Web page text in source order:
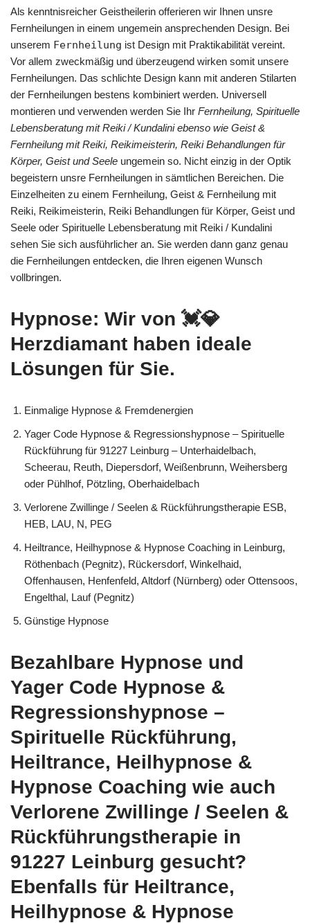
Als kenntnisreicher Geistheilerin offerieren wir Ihnen unsre
Fernheilungen in einem ungemein ansprechenden Design. Bei
unserem Fernheilung ist Design mit Praktikabilität vereint.
Vor allem zweckmäßig und überzeugend wirken somit unsere
Fernheilungen. Das schlichte Design kann mit anderen Stilarten
der Fernheilungen bestens kombiniert werden. Universell
montieren und verwenden werden Sie Ihr Fernheilung, Spirituelle
Lebensberatung mit Reiki / Kundalini ebenso wie Geist &
Fernheilung mit Reiki, Reikimeisterin, Reiki Behandlungen für
Körper, Geist und Seele ungemein so. Nicht einzig in der Optik
begeistern unsre Fernheilungen in sämtlichen Bereichen. Die
Einzelheiten zu einem Fernheilung, Geist & Fernheilung mit
Reiki, Reikimeisterin, Reiki Behandlungen für Körper, Geist und
Seele oder Spirituelle Lebensberatung mit Reiki / Kundalini
sehen Sie sich ausführlicher an. Sie werden dann ganz genau
die Fernheilungen entdecken, die Ihren eigenen Wunsch
vollbringen.
Hypnose: Wir von 💓️💎
Herzdiamant haben ideale
Lösungen für Sie.
Einmalige Hypnose & Fremdenergien
Yager Code Hypnose & Regressionshypnose – Spirituelle
Rückführung für 91227 Leinburg – Unterhaidelbach,
Scheerau, Reuth, Diepersdorf, Weißenbrunn, Weihersberg
oder Pühlhof, Pötzling, Oberhaidelbach
Verlorene Zwillinge / Seelen & Rückführungstherapie ESB,
HEB, LAU, N, PEG
Heiltrance, Heilhypnose & Hypnose Coaching in Leinburg,
Röthenbach (Pegnitz), Rückersdorf, Winkelhaid,
Offenhausen, Henfenfeld, Altdorf (Nürnberg) oder Ottensoos,
Engelthal, Lauf (Pegnitz)
Günstige Hypnose
Bezahlbare Hypnose und
Yager Code Hypnose &
Regressionshypnose –
Spirituelle Rückführung,
Heiltrance, Heilhypnose &
Hypnose Coaching wie auch
Verlorene Zwillinge / Seelen &
Rückführungstherapie in
91227 Leinburg gesucht?
Ebenfalls für Heiltrance,
Heilhypnose & Hypnose